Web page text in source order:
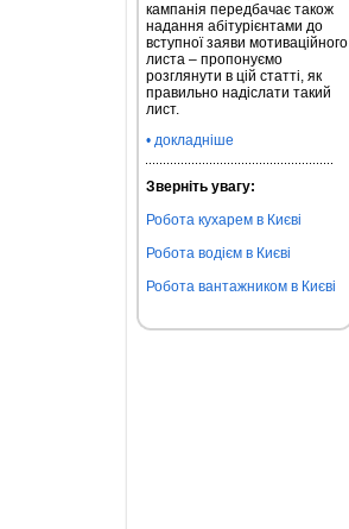
кампанія передбачає також
надання абітурієнтами до
вступної заяви мотиваційного
листа – пропонуємо
розглянути в цій статті, як
правильно надіслати такий
лист.
• докладніше
Зверніть увагу:
Робота кухарем в Києві
Робота водієм в Києві
Робота вантажником в Києві